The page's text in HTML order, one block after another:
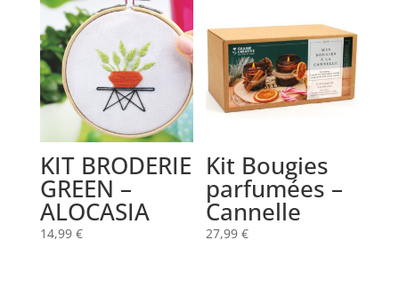
KIT BRODERIE
GREEN –
ALOCASIA
14,99 €
Kit Bougies
parfumées –
Cannelle
27,99€